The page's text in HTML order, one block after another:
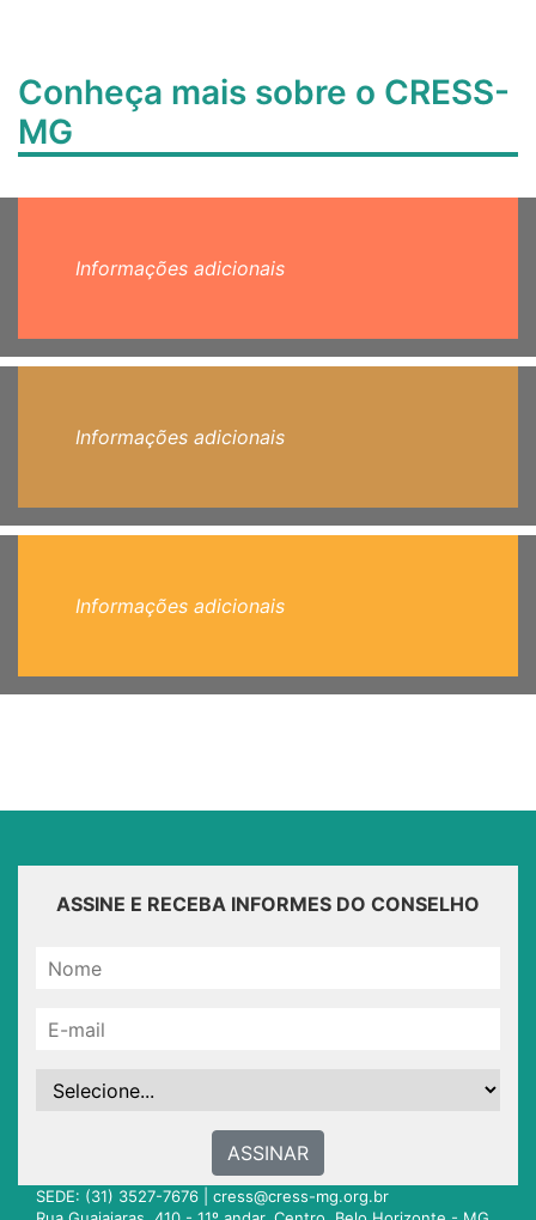
Conheça mais sobre o CRESS-
MG
Informações adicionais
Informações adicionais
Informações adicionais
ASSINE E RECEBA INFORMES DO CONSELHO
ASSINAR
SEDE: (31) 3527-7676 | cress@cress-mg.org.br